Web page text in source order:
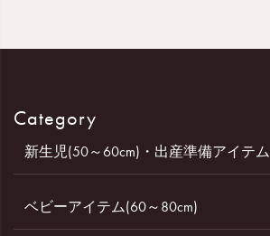
Category
新生児(50～60cm)・出産準備アイテム
ベビーアイテム(60～80cm)